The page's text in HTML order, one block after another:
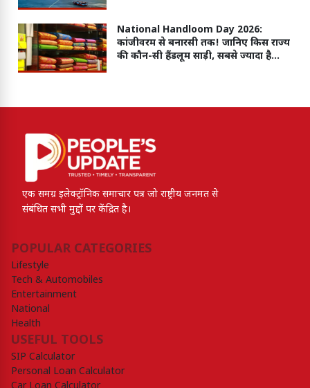
National Handloom Day 2026:
कांजीवरम से बनारसी तक! जानिए किस राज्य
की कौन-सी हैंडलूम साड़ी, सबसे ज्यादा है
एक समग्र इलेक्ट्रॉनिक समाचार पत्र जो राष्ट्रीय जनमत से
संबंधित सभी मुद्दों पर केंद्रित है।
POPULAR CATEGORIES
Lifestyle
Tech & Automobiles
Entertainment
National
Health
USEFUL TOOLS
SIP Calculator
Personal Loan Calculator